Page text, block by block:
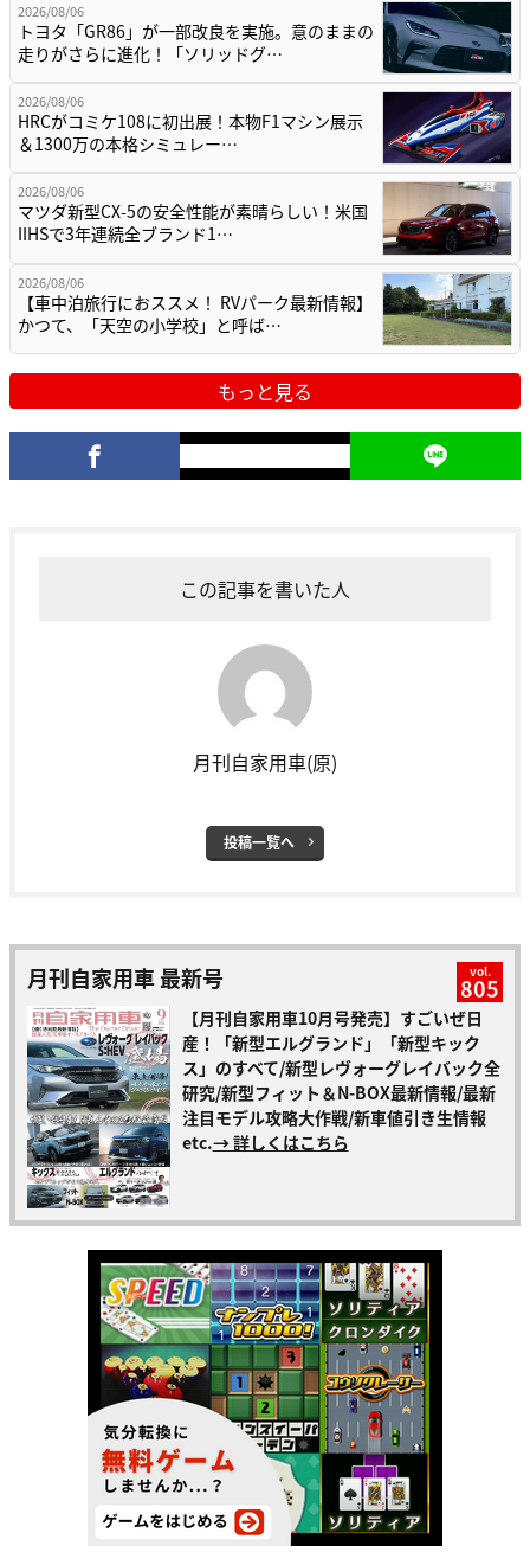
2026/08/06
トヨタ「GR86」が一部改良を実施。意のままの
走りがさらに進化！「ソリッドグ…
2026/08/06
HRCがコミケ108に初出展！本物F1マシン展示
＆1300万の本格シミュレー…
2026/08/06
マツダ新型CX-5の安全性能が素晴らしい！米国
IIHSで3年連続全ブランド1…
2026/08/06
【車中泊旅行におススメ！ RVパーク最新情報】
かつて、「天空の小学校」と呼ば…
もっと見る
この記事を書いた人
月刊自家用車(原)
投稿一覧へ
月刊自家用車 最新号 vol.
805
【月刊自家用車10月号発売】すごいぜ日
産！「新型エルグランド」「新型キック
ス」のすべて/新型レヴォーグレイバック全
研究/新型フィット＆N-BOX最新情報/最新
注目モデル攻略大作戦/新車値引き生情報
etc.→ 詳しくはこちら